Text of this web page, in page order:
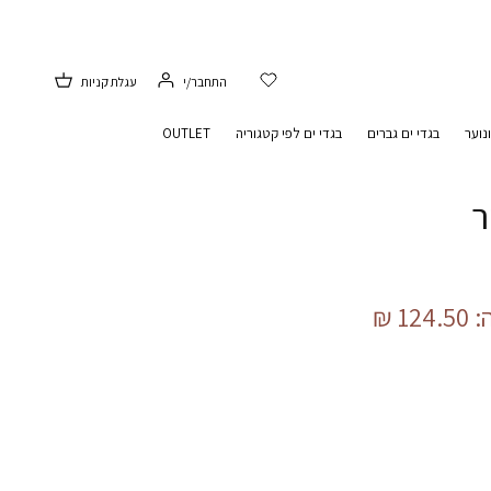
התחבר/י עגלת קניות
בגדי ים גברים בגדי ים לפי קטגוריה OUTLET
124.50 ₪